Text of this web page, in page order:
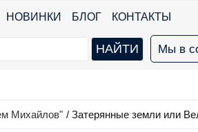
НОВИНКИ БЛОГ КОНТАКТЫ
Мы в
Михайлов" / Затерянные земли или